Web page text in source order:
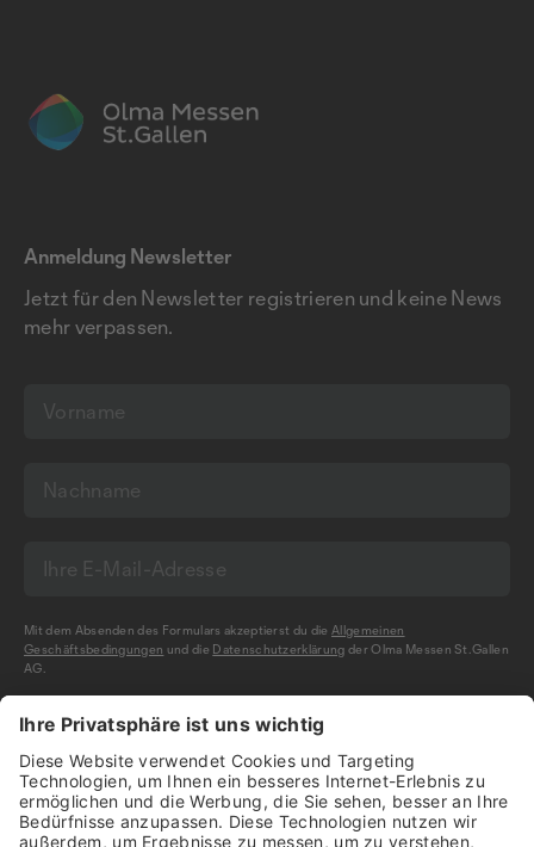
Anmeldung Newsletter
Jetzt für den Newsletter registrieren und keine News
mehr verpassen.
Mit dem Absenden des Formulars akzeptierst du dieAllgemeinen
Geschäftsbedingungen und die Datenschutzerklärung der Olma Messen St.Gallen
AG.
NEWSLETTER BESTELLEN